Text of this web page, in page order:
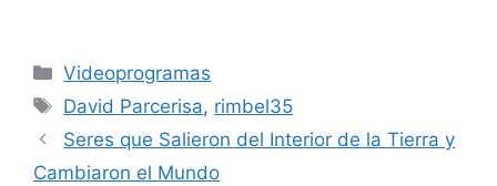
Categorías
Videoprogramas
Etiquetas
David Parcerisa, rimbel35
Seres que Salieron del Interior de la Tierra y
Cambiaron el Mundo